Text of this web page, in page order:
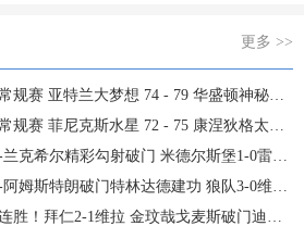
更多 >>
亚特兰大梦想 74 - 79 华盛顿神秘人 全场集锦
菲尼克斯水星 72 - 75 康涅狄格太阳 全场集锦
希尔精彩勾射破门 米德尔斯堡1-0雷克瑟姆
姆斯特朗破门特林达德建功 狼队3-0维尔港
拜仁2-1维拉 金玟哉戈麦斯破门迪亚斯替补建功